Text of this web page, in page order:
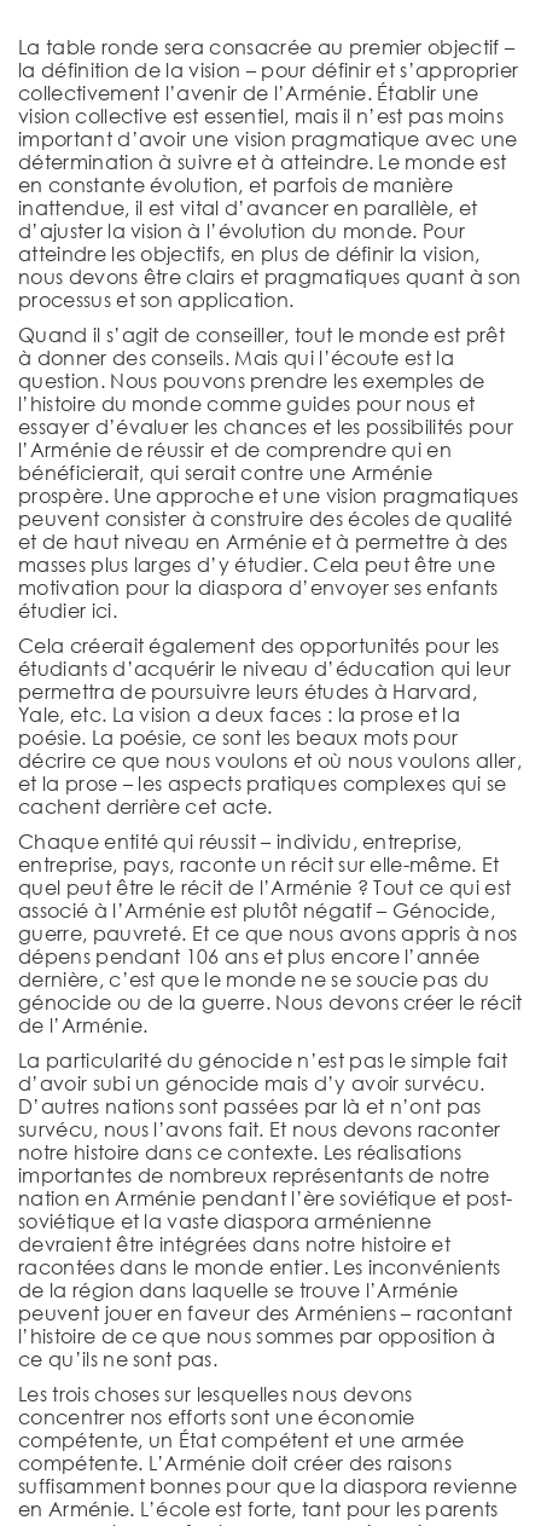
La table ronde sera consacrée au premier objectif –
la définition de la vision – pour définir et s’approprier
collectivement l’avenir de l’Arménie. Établir une
vision collective est essentiel, mais il n’est pas moins
important d’avoir une vision pragmatique avec une
détermination à suivre et à atteindre. Le monde est
en constante évolution, et parfois de manière
inattendue, il est vital d’avancer en parallèle, et
d’ajuster la vision à l’évolution du monde. Pour
atteindre les objectifs, en plus de définir la vision,
nous devons être clairs et pragmatiques quant à son
processus et son application.
Quand il s’agit de conseiller, tout le monde est prêt
à donner des conseils. Mais qui l’écoute est la
question. Nous pouvons prendre les exemples de
l’histoire du monde comme guides pour nous et
essayer d’évaluer les chances et les possibilités pour
l’Arménie de réussir et de comprendre qui en
bénéficierait, qui serait contre une Arménie
prospère. Une approche et une vision pragmatiques
peuvent consister à construire des écoles de qualité
et de haut niveau en Arménie et à permettre à des
masses plus larges d’y étudier. Cela peut être une
motivation pour la diaspora d’envoyer ses enfants
étudier ici.
Cela créerait également des opportunités pour les
étudiants d’acquérir le niveau d’éducation qui leur
permettra de poursuivre leurs études à Harvard,
Yale, etc. La vision a deux faces : la prose et la
poésie. La poésie, ce sont les beaux mots pour
décrire ce que nous voulons et où nous voulons aller,
et la prose – les aspects pratiques complexes qui se
cachent derrière cet acte.
Chaque entité qui réussit – individu, entreprise,
entreprise, pays, raconte un récit sur elle-même. Et
quel peut être le récit de l’Arménie ? Tout ce qui est
associé à l’Arménie est plutôt négatif – Génocide,
guerre, pauvreté. Et ce que nous avons appris à nos
dépens pendant 106 ans et plus encore l’année
dernière, c’est que le monde ne se soucie pas du
génocide ou de la guerre. Nous devons créer le récit
de l’Arménie.
La particularité du génocide n’est pas le simple fait
d’avoir subi un génocide mais d’y avoir survécu.
D’autres nations sont passées par là et n’ont pas
survécu, nous l’avons fait. Et nous devons raconter
notre histoire dans ce contexte. Les réalisations
importantes de nombreux représentants de notre
nation en Arménie pendant l’ère soviétique et post-
soviétique et la vaste diaspora arménienne
devraient être intégrées dans notre histoire et
racontées dans le monde entier. Les inconvénients
de la région dans laquelle se trouve l’Arménie
peuvent jouer en faveur des Arméniens – racontant
l’histoire de ce que nous sommes par opposition à
ce qu’ils ne sont pas.
Les trois choses sur lesquelles nous devons
concentrer nos efforts sont une économie
compétente, un État compétent et une armée
compétente. L’Arménie doit créer des raisons
suffisamment bonnes pour que la diaspora revienne
en Arménie. L’école est forte, tant pour les parents